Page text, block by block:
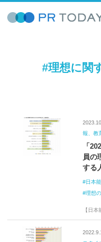
#理想に関
報、教
「
員の
する
日本
理想
【日